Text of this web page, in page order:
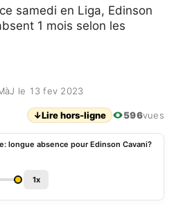
samedi en Liga, Edinson
1 mois selon les
le 13 fev 2023
↓Lire hors-ligne 596vues
longue absence pour Edinson Cavani?
1x